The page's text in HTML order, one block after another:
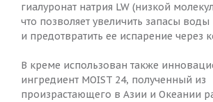
гиалуронат натрия LW (низкой
что позволяет увеличить запасы
и предотвратить ее испарение через
В креме использован также
ингредиент MOIST 24, полученный из
произрастающего в Азии и Океании